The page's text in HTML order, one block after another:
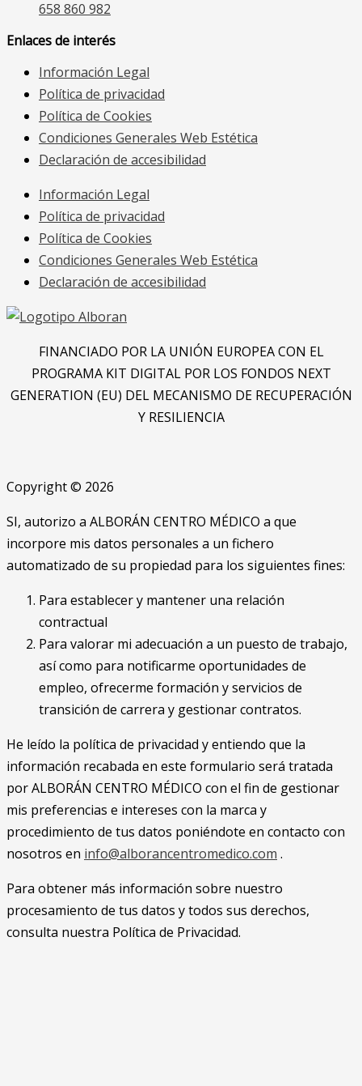
658 860 982
Enlaces de interés
Información Legal
Política de privacidad
Política de Cookies
Condiciones Generales Web Estética
Declaración de accesibilidad
Información Legal
Política de privacidad
Política de Cookies
Condiciones Generales Web Estética
Declaración de accesibilidad
FINANCIADO POR LA UNIÓN EUROPEA CON EL
PROGRAMA KIT DIGITAL POR LOS FONDOS NEXT
GENERATION (EU) DEL MECANISMO DE RECUPERACIÓN
Y RESILIENCIA
Copyright © 2026
SI, autorizo a ALBORÁN CENTRO MÉDICO a que
incorpore mis datos personales a un fichero
automatizado de su propiedad para los siguientes fines:
Para establecer y mantener una relación
contractual
Para valorar mi adecuación a un puesto de trabajo,
así como para notificarme oportunidades de
empleo, ofrecerme formación y servicios de
transición de carrera y gestionar contratos.
He leído la política de privacidad y entiendo que la
información recabada en este formulario será tratada
por ALBORÁN CENTRO MÉDICO con el fin de gestionar
mis preferencias e intereses con la marca y
procedimiento de tus datos poniéndote en contacto con
nosotros en info@alborancentromedico.com .
Para obtener más información sobre nuestro
procesamiento de tus datos y todos sus derechos,
consulta nuestra Política de Privacidad.